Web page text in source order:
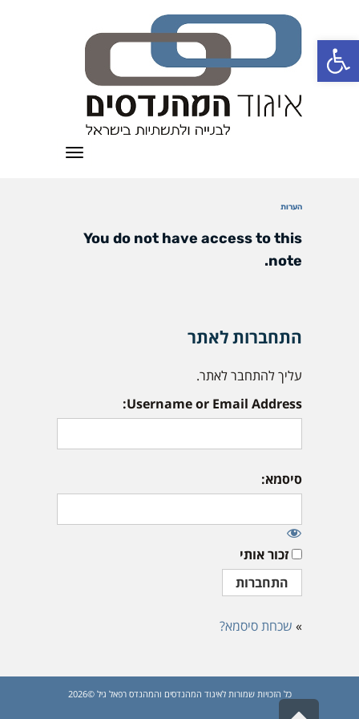
פתח סרגל נגישות
תפריט
הערות
You do not have access to this
note.
התחברות לאתר
עליך להתחבר לאתר.
Username or Email Address:
סיסמא:
זכור אותי
» שכחת סיסמא?
כל הזכויות שמורות לאיגוד המהנדסים והמהנדס רפאל גיל ©2026